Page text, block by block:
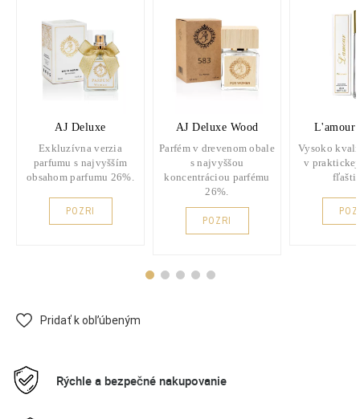
AJ Deluxe
Exkluzívna verzia
parfumu s najvyšším
obsahom parfumu 26%.
POZRI
AJ Deluxe Wood
Parfém v drevenom obale
s najvyššou
koncentráciou parfému
26%.
POZRI
L'amour
Vysoko
v
Pridať k obľúbeným
Rýchle a bezpečné nakupovanie